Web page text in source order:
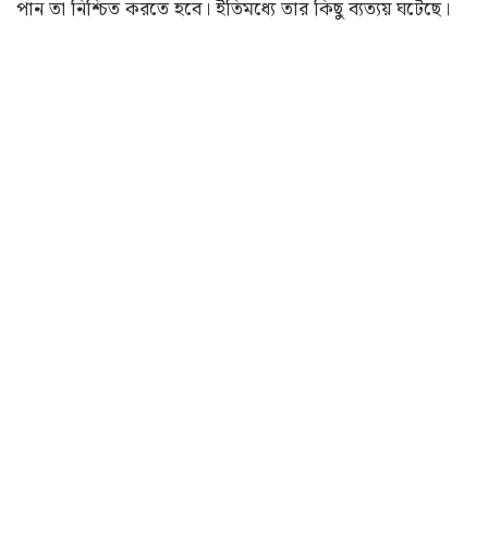
পান তা নিশ্চিত করতে হবে। ইতিমধ্যে তার কিছু ব্যত্যয় ঘটেছে।